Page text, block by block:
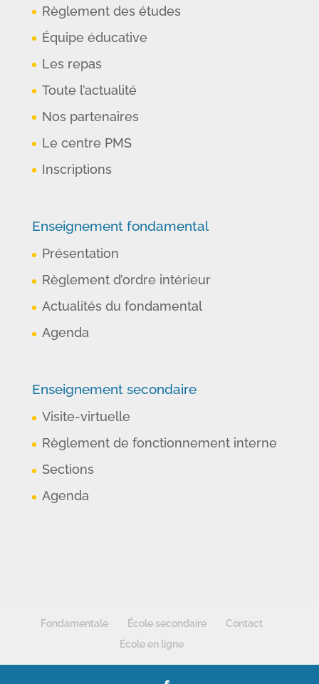
Règlement des études
Équipe éducative
Les repas
Toute l’actualité
Nos partenaires
Le centre PMS
Inscriptions
Enseignement fondamental
Présentation
Règlement d’ordre intérieur
Actualités du fondamental
Agenda
Enseignement secondaire
Visite-virtuelle
Règlement de fonctionnement interne
Sections
Agenda
Fondamentale École secondaire
Contact
École en ligne